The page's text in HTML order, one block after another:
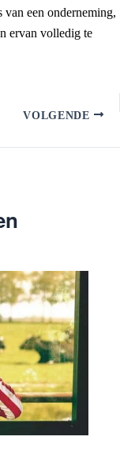
van een onderneming,
ervan volledig te
VOLGENDE